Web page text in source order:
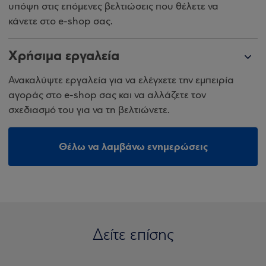
υπόψη στις επόμενες βελτιώσεις που θέλετε να
κάνετε στο e-shop σας.
Χρήσιμα εργαλεία
Ανακαλύψτε εργαλεία για να ελέγχετε την εμπειρία
αγοράς στο e-shop σας και να αλλάζετε τον
σχεδιασμό του για να τη βελτιώνετε.
Θέλω να λαμβάνω ενημερώσεις
Δείτε επίσης